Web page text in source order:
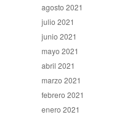
agosto 2021
julio 2021
junio 2021
mayo 2021
abril 2021
marzo 2021
febrero 2021
enero 2021